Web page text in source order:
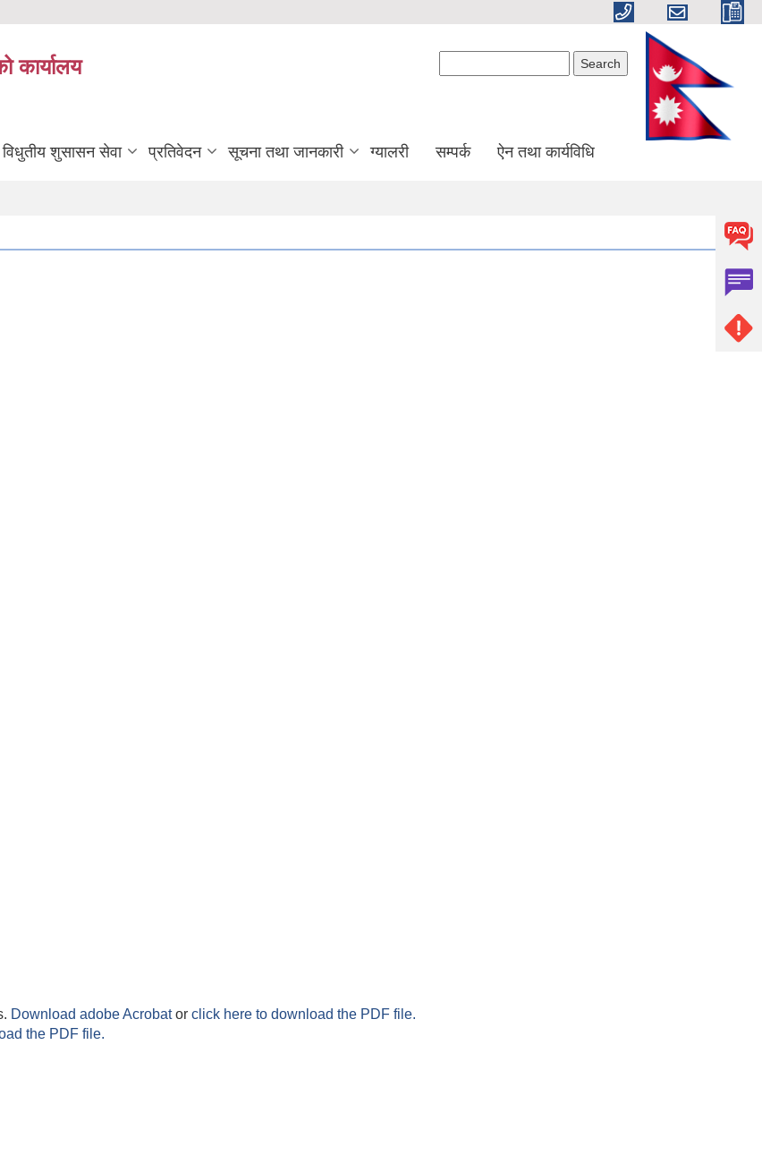
कार्यालय
विधुतीय शुसासन सेवा प्रतिवेदन सूचना तथा जानकारी ग्यालरी सम्पर्क ऐन तथा कार्यविधि
Download adobe Acrobator click here to download the PDF file.
the PDF file.